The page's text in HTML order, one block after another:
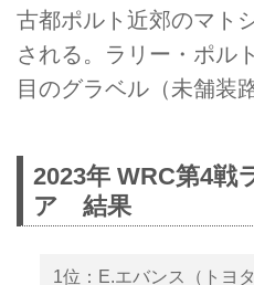
古都ポルト近郊のマト
される。ラリー・ポル
目のグラベル（未舗装
2023年 WRC第4戦
ア 結果
1位：E.エバンス（トヨ